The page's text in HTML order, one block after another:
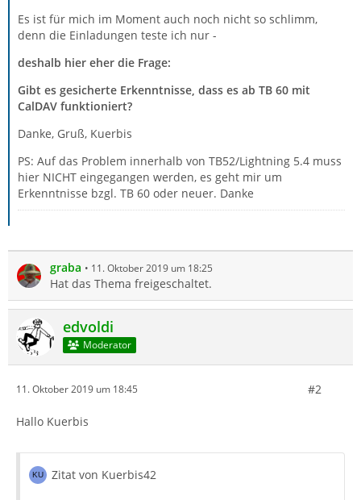
Es ist für mich im Moment auch noch nicht so schlimm,
denn die Einladungen teste ich nur -
deshalb hier eher die Frage:
Gibt es gesicherte Erkenntnisse, dass es ab TB 60 mit
CalDAV funktioniert?
Danke, Gruß, Kuerbis
PS: Auf das Problem innerhalb von TB52/Lightning 5.4 muss
hier NICHT eingegangen werden, es geht mir um
Erkenntnisse bzgl. TB 60 oder neuer. Danke
graba 11. Oktober 2019 um 18:25
Hat das Thema freigeschaltet.
edvoldi
Moderator
11. Oktober 2019 um 18:45 #2
Hallo Kuerbis
Zitat von Kuerbis42